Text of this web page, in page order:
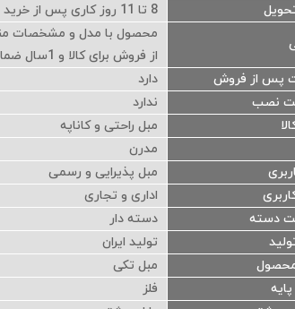
8 تا 11 روز کاری پس از خرید
از فروش برای کالا و 1سال ضمانت برای جک صندلی ها مطابق استاندارد شرکت می باشد.
پس از فروش
دارد
نصب
ندارد
مبل راحتی و کاناپه
مدرن
مبل پذیرایی و رسمی
اداری و تجاری
دسته
دسته دار
تولید ایران
مبل تکی
فلز